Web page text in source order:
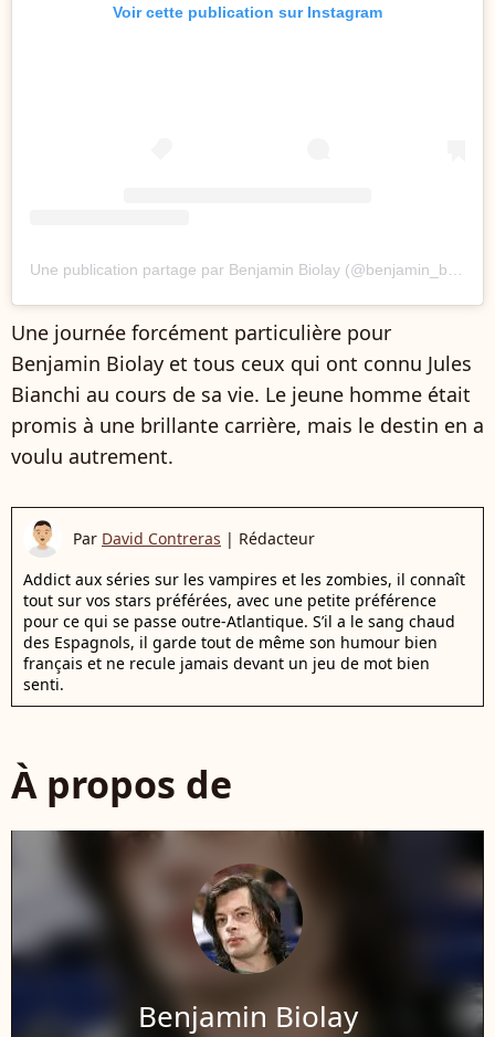
Voir cette publication sur Instagram
Une journée forcément particulière pour
Benjamin Biolay et tous ceux qui ont connu Jules
Bianchi au cours de sa vie. Le jeune homme était
promis à une brillante carrière, mais le destin en a
voulu autrement.
Par David Contreras | Rédacteur
Addict aux séries sur les vampires et les zombies, il connaît
tout sur vos stars préférées, avec une petite préférence
pour ce qui se passe outre-Atlantique. S’il a le sang chaud
des Espagnols, il garde tout de même son humour bien
français et ne recule jamais devant un jeu de mot bien
senti.
À propos de
Benjamin Biolay